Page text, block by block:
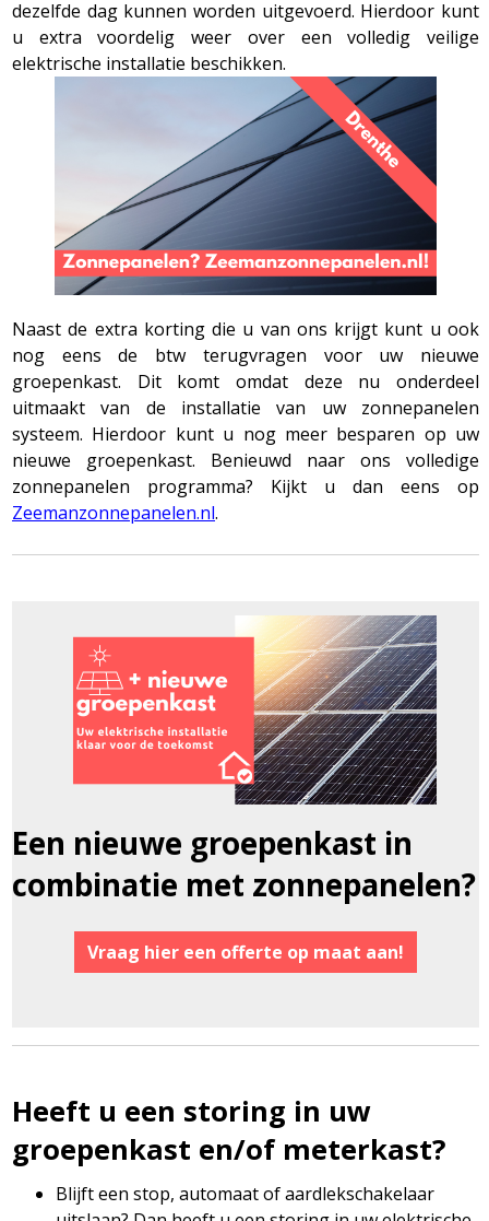
dezelfde dag kunnen worden uitgevoerd. Hierdoor kunt
u extra voordelig weer over een volledig veilige
elektrische installatie beschikken.
Naast de extra korting die u van ons krijgt kunt u ook
nog eens de btw terugvragen voor uw nieuwe
groepenkast. Dit komt omdat deze nu onderdeel
uitmaakt van de installatie van uw zonnepanelen
systeem. Hierdoor kunt u nog meer besparen op uw
nieuwe groepenkast. Benieuwd naar ons volledige
zonnepanelen programma? Kijkt u dan eens op
Zeemanzonnepanelen.nl.
Een nieuwe groepenkast in
combinatie met zonnepanelen?
Vraag hier een offerte op maat aan!
Heeft u een storing in uw
groepenkast en/of meterkast?
Blijft een stop, automaat of aardlekschakelaar